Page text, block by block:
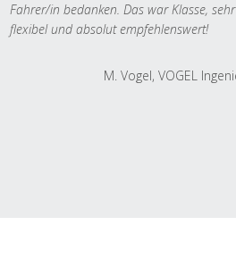
Fahrer/in bedanken. Das war Klasse, sehr
flexibel und absolut empfehlenswert!
M. Vogel, VOGEL